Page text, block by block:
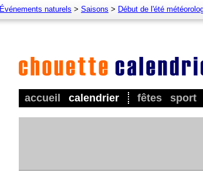
accueil calendrier fêtes sport
Événements naturels > Saisons > Début de l'été